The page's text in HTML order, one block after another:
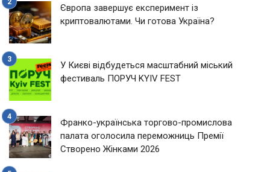
Європа завершує експеримент із
криптовалютами. Чи готова Україна?
У Києві відбудеться масштабний міський
фестиваль ПОРУЧ KYIV FEST
Франко-українська торгово-промислова
палата оголосила переможниць Премії
Створено Жінками 2026